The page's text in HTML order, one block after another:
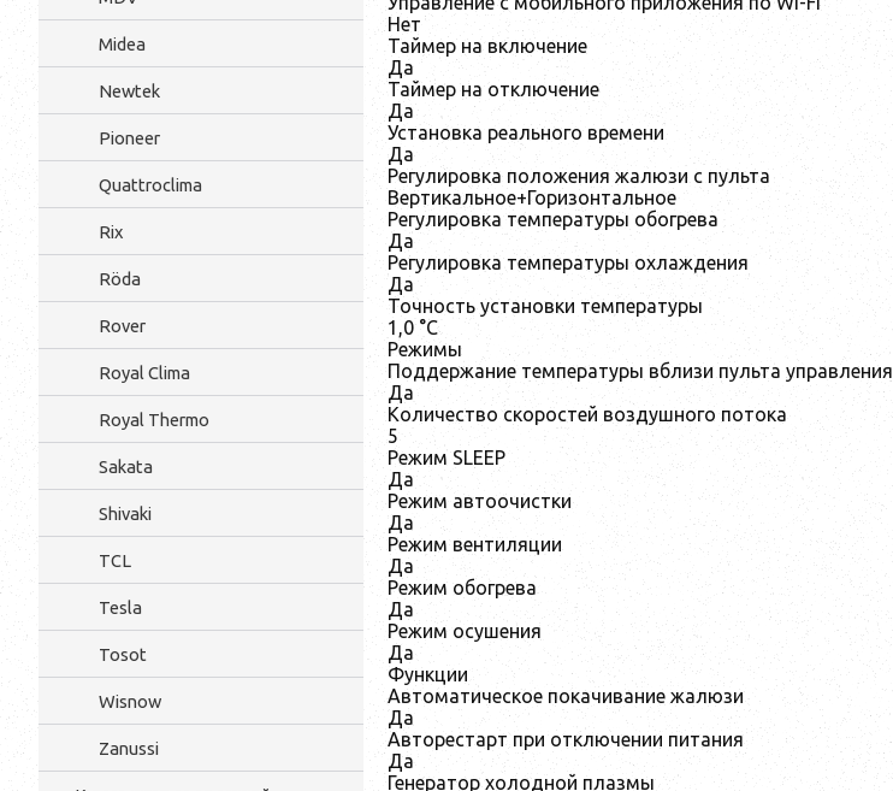
Midea
Newtek
Pioneer
Quattroclima
Rix
Röda
Rover
Royal Clima
Royal Thermo
Sakata
Shivaki
TCL
Tesla
Tosot
Wisnow
Zanussi
Нет
Таймер на включение
Да
Таймер на отключение
Да
Установка реального времени
Да
Регулировка положения жалюзи с пульта
Вертикальное+Горизонтальное
Регулировка температуры обогрева
Да
Регулировка температуры охлаждения
Да
Точность установки температуры
1,0 °С
Режимы
Поддержание температуры вблизи пульта управления
Да
Количество скоростей воздушного потока
5
Режим SLEEP
Да
Режим автоочистки
Да
Режим вентиляции
Да
Режим обогрева
Да
Режим осушения
Да
Функции
Автоматическое покачивание жалюзи
Да
Авторестарт при отключении питания
Да
Генератор холодной плазмы